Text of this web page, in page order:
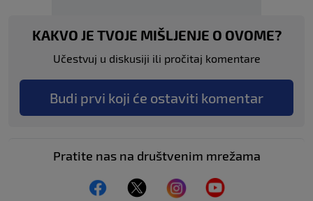
KAKVO JE TVOJE MIŠLJENJE O OVOME?
Učestvuj u diskusiji ili pročitaj komentare
Budi prvi koji će ostaviti komentar
Pratite nas na društvenim mrežama